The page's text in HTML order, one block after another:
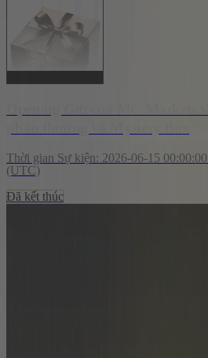
Thời gian Sự kiện: 2026-06-15
(UTC)
Đã kết thúc